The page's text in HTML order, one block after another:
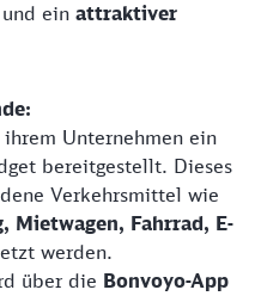
und ein attraktiver
Unternehmen ein
bereitgestellt. Dieses
Verkehrsmittel wie
Mietwagen, Fahrrad, E-
werden.
über die Bonvoyo-App